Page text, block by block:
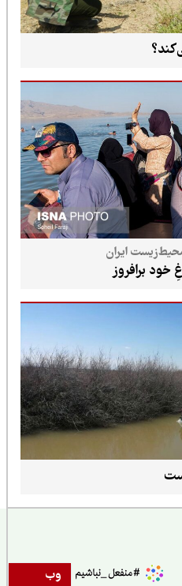
ایران
برافروز
وب